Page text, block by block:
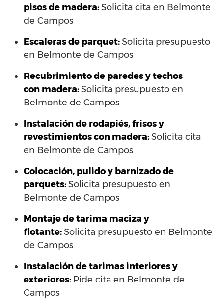
pisos de madera:Solicita cita en Belmonte
de Campos
Escaleras de parquet:Solicita presupuesto
en Belmonte de Campos
Recubrimiento de paredes y techos
con madera:Solicita presupuesto en
Belmonte de Campos
Instalación de rodapiés, frisos y
revestimientos con madera:Solicita cita
en Belmonte de Campos
Colocación, pulido y barnizado de
parquets:Solicita presupuesto en
Belmonte de Campos
Montaje de tarima maciza y
flotante:Solicita presupuesto en Belmonte
de Campos
Instalación de tarimas interiores y
exteriores: Pide cita en Belmonte de
Campos